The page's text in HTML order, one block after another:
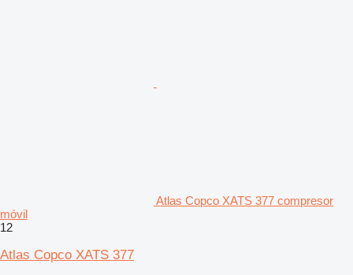
Atlas Copco XATS 377 compresor
móvil
12
Atlas Copco XATS 377